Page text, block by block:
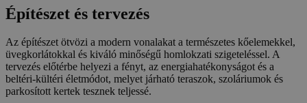
Építészet és tervezés
Az építészet ötvözi a modern vonalakat a természetes kőelemekkel,
üvegkorlátokkal és kiváló minőségű homlokzati szigeteléssel. A
tervezés előtérbe helyezi a fényt, az energiahatékonyságot és a
beltéri-kültéri életmódot, melyet járható teraszok, szoláriumok és
parkosított kertek tesznek teljessé.